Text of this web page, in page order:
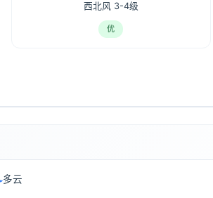
西北风 3-4级
优
多云